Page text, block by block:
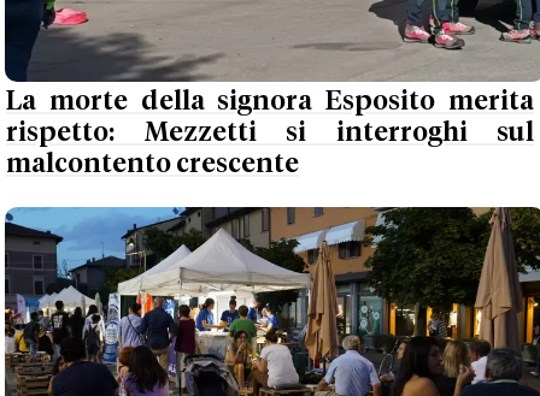
La morte della signora Esposito merita
rispetto: Mezzetti si interroghi sul
malcontento crescente